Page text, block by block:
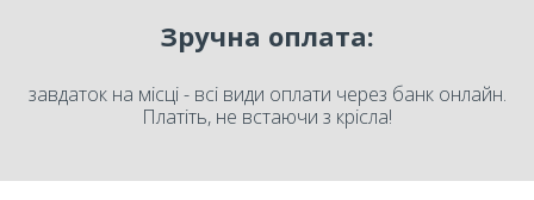
Зручна оплата:
завдаток на місці - всі види оплати через банк онлайн.
Платіть, не встаючи з крісла!